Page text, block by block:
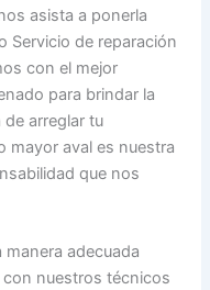
asista a ponerla
Servicio de reparación
con el mejor
para brindar la
arreglar tu
mayor aval es nuestra
que nos
adecuada
nuestros técnicos